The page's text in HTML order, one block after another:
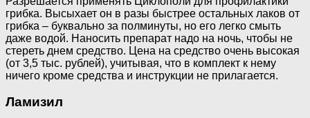
грибка. Высыхает он в разы быстрее остальных лаков от
грибка – буквально за полминуты, но его легко смыть
даже водой. Наносить препарат надо на ночь, чтобы не
стереть днем средство. Цена на средство очень высокая
(от 3,5 тыс. рублей), учитывая, что в комплект к нему
ничего кроме средства и инструкции не прилагается.
Ламизил